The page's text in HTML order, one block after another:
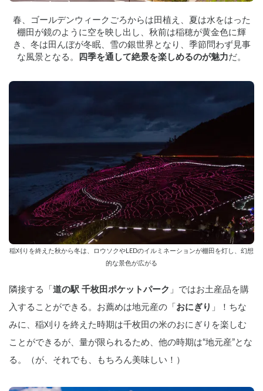
春、ゴールデンウィークごろからは田植え、夏は水をはった
棚田が鏡のように空を映し出し、秋前は稲穂が黄金色に輝
き、冬は田んぼが冬眠、雪の銀世界となり、季節問わず見事
な風景となる。
四季を通して絶景を楽しめるのが魅力だ。
稲刈りを終えた秋から冬は、ロウソクやLEDのイルミネーションが棚田を灯し、幻想
的な景色が広がる
隣接する「 道の駅 千枚田ポケットパーク 」ではお土産品を購
入することができる。お薦めは地元産の「 おにぎり 」！ちな
みに、稲刈りを終えた時期は千枚田の米のおにぎりを楽しむ
ことができるが、量が限られるため、他の時期は“地元産”とな
る。（が、それでも、もちろん美味しい！）